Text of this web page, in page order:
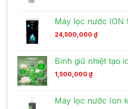
Máy lọc nước ION
24,500,000 ₫
Bình giữ nhiệt tạo
1,500,000 ₫
Máy lọc nước Ion